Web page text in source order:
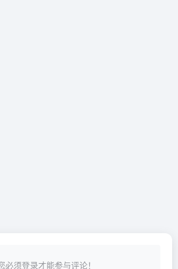
必须登录才能参与评论！